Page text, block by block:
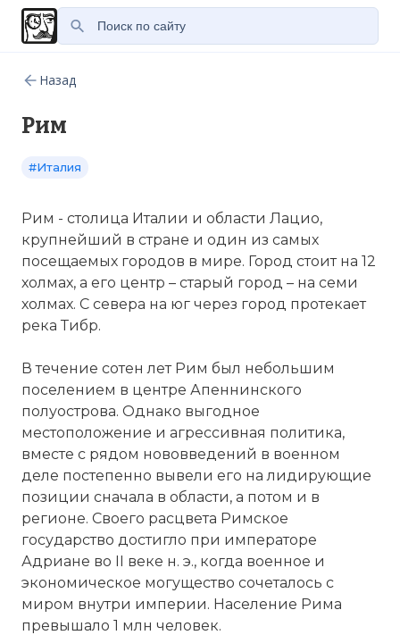
Назад
Рим
#Италия
Рим - столица Италии и области Лацио,
крупнейший в стране и один из самых
посещаемых городов в мире. Город стоит на 12
холмах, а его центр – старый город – на семи
холмах. С севера на юг через город протекает
река Тибр.
В течение сотен лет Рим был небольшим
поселением в центре Апеннинского
полуострова. Однако выгодное
местоположение и агрессивная политика,
вместе с рядом нововведений в военном
деле постепенно вывели его на лидирующие
позиции сначала в области, а потом и в
регионе. Своего расцвета Римское
государство достигло при императоре
Адриане во II веке н. э., когда военное и
экономическое могущество сочеталось с
миром внутри империи. Население Рима
превышало 1 млн человек.